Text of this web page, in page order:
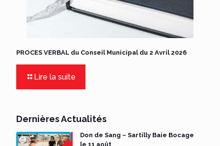
PROCES VERBAL du Conseil Municipal du 2 Avril 2026
Lire la suite
Dernières Actualités
Don de Sang – Sartilly Baie Bocage
le 11 août